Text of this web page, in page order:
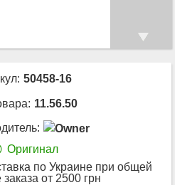
50458-16
11.56.50
Оригинал
по Украине при общей
от 2500 грн